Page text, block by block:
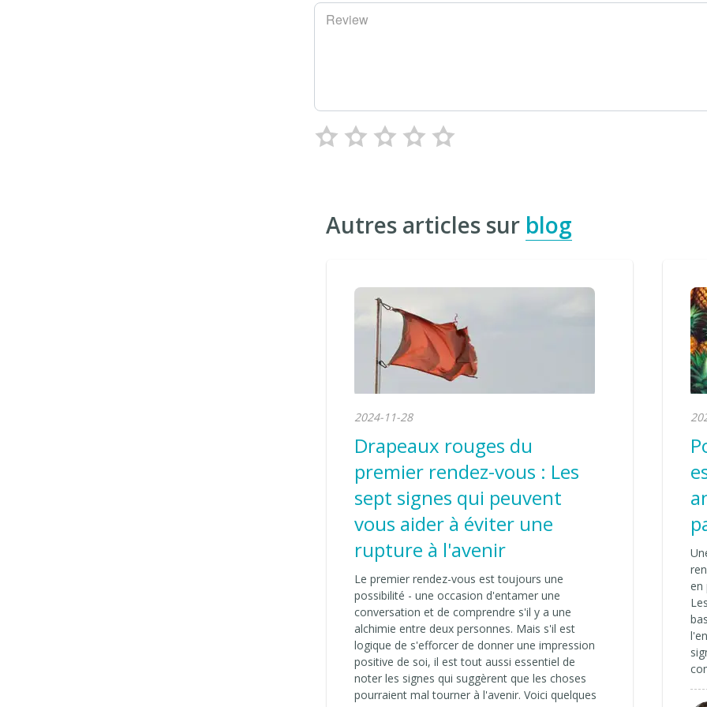
Review
Autres articles sur blog
2024-11-28
Drapeaux rouges du
premier rendez-vous : Les
sept signes qui peuvent
vous aider à éviter une
rupture à l'avenir
Le premier rendez-vous est toujours une
possibilité - une occasion d'entamer une
conversation et de comprendre s'il y a une
alchimie entre deux personnes. Mais s'il est
logique de s'efforcer de donner une impression
positive de soi, il est tout aussi essentiel de
noter les signes qui suggèrent que les choses
pourraient mal tourner à l'avenir. Voici quelques
en